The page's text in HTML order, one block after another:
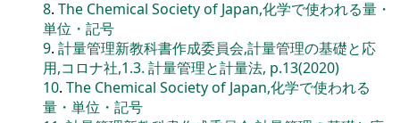
8. The Chemical Society of Japan,化学で使われる量・
単位・記号
9. 計量管理新教科書作成委員会,計量管理の基礎と応
用,コロナ社,1.3. 計量管理と計量法, p.13(2020)
10. The Chemical Society of Japan,化学で使われる
量・単位・記号